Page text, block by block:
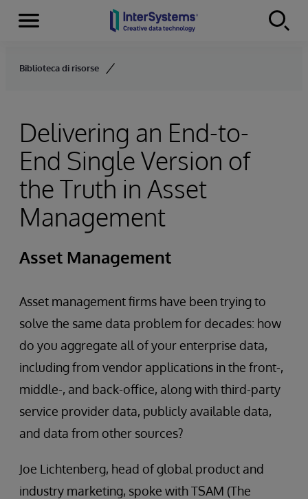
Skip to content
Menu
Biblioteca di risorse
Delivering an End-to-
End Single Version of
the Truth in Asset
Management
Asset Management
Asset management firms have been trying to
solve the same data problem for decades: how
do you aggregate all of your enterprise data,
including from vendor applications in the front-,
middle-, and back-office, along with third-party
service provider data, publicly available data,
and data from other sources?
Joe Lichtenberg, head of global product and
industry marketing, spoke with TSAM (The